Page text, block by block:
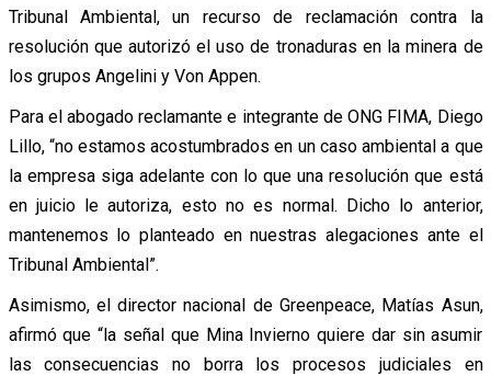
Tribunal Ambiental, un recurso de reclamación contra la
resolución que autorizó el uso de tronaduras en la minera de
los grupos Angelini y Von Appen.
Para el abogado reclamante e integrante de ONG FIMA, Diego
Lillo, “no estamos acostumbrados en un caso ambiental a que
la empresa siga adelante con lo que una resolución que está
en juicio le autoriza, esto no es normal. Dicho lo anterior,
mantenemos lo planteado en nuestras alegaciones ante el
Tribunal Ambiental”.
Asimismo, el director nacional de Greenpeace, Matías Asun,
afirmó que “la señal que Mina Invierno quiere dar sin asumir
las consecuencias no borra los procesos judiciales en